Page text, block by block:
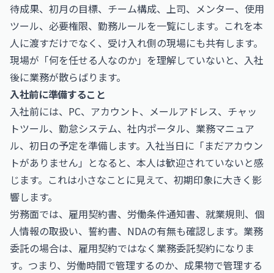
待成果、初月の目標、チーム構成、上司、メンター、使用
ツール、必要権限、勤務ルールを一覧にします。これを本
人に渡すだけでなく、受け入れ側の現場にも共有します。
現場が「何を任せる人なのか」を理解していないと、入社
後に業務が散らばります。
入社前に準備すること
入社前には、PC、アカウント、メールアドレス、チャッ
トツール、勤怠システム、社内ポータル、業務マニュア
ル、初日の予定を準備します。入社当日に「まだアカウン
トがありません」となると、本人は歓迎されていないと感
じます。これは小さなことに見えて、初期印象に大きく影
響します。
労務面では、雇用契約書、労働条件通知書、就業規則、個
人情報の取扱い、誓約書、NDAの有無も確認します。業務
委託の場合は、雇用契約ではなく業務委託契約になりま
す。つまり、労働時間で管理するのか、成果物で管理する